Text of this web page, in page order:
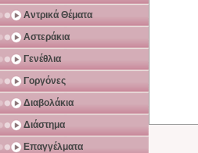
Αντρικά Θέματα
Αστεράκια
Γενέθλια
Γοργόνες
Διαβολάκια
Διάστημα
Επαγγέλματα